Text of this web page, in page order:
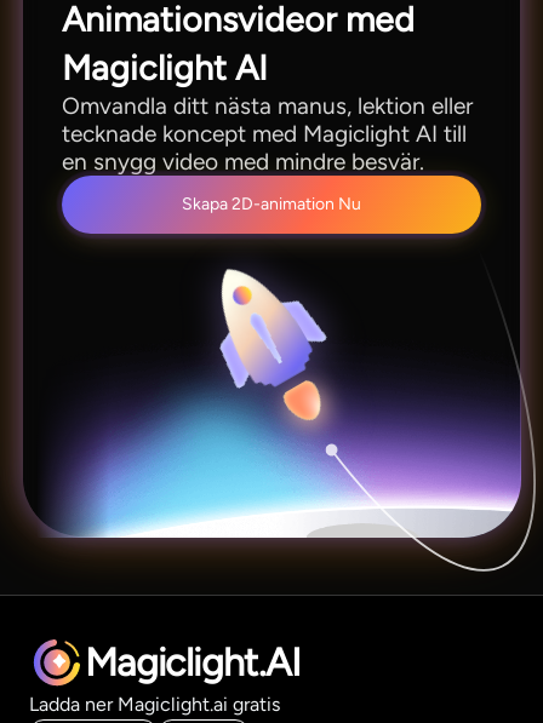
Animationsvideor med
Magiclight AI
Omvandla ditt nästa manus, lektion eller
tecknade koncept med Magiclight AI till
en snygg video med mindre besvär.
Skapa 2D-animation Nu
Magiclight.AI
Ladda ner Magiclight.ai gratis